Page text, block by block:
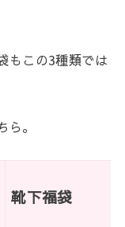
もこの3種類では
。
靴下福袋